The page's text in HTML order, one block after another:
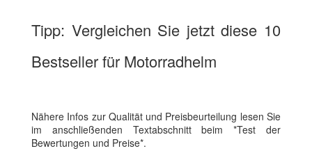
Tipp: Vergleichen Sie jetzt diese 10
Bestseller für Motorradhelm
Nähere Infos zur Qualität und Preisbeurteilung lesen Sie
im anschließenden Textabschnitt beim *Test der
Bewertungen und Preise*.